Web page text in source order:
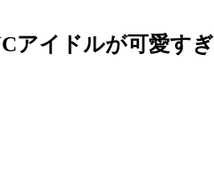
アイドルが可愛すぎ